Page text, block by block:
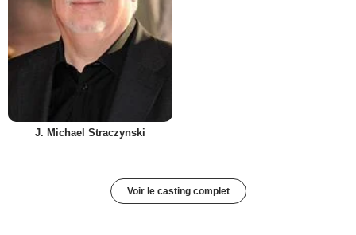
J. Michael Straczynski
Voir le casting complet